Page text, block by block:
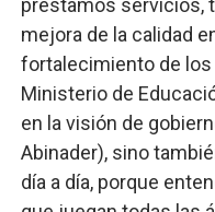
prestamos servicios,
mejora de la calidad
fortalecimiento de
Ministerio de
en la visión de
Abinader), sino
día a día, porque